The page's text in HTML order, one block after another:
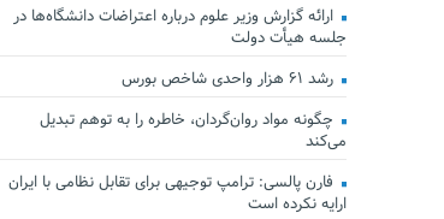
ارائه گزارش وزیر علوم درباره اعتراضات دانشگاه‌ها در
جلسه هیأت دولت
رشد ۶۱ هزار واحدی شاخص بورس
چگونه مواد روان‌گردان، خاطره را به توهم تبدیل
می‌کند
فارن پالسی: ترامپ توجیهی برای تقابل نظامی با ایران
ارایه نکرده است